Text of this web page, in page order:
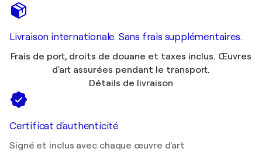
Livraison internationale. Sans frais supplémentaires.
Frais de port, droits de douane et taxes inclus. Œuvres
d'art assurées pendant le transport.
Détails de livraison
Certificat d'authenticité
Signé et inclus avec chaque œuvre d'art